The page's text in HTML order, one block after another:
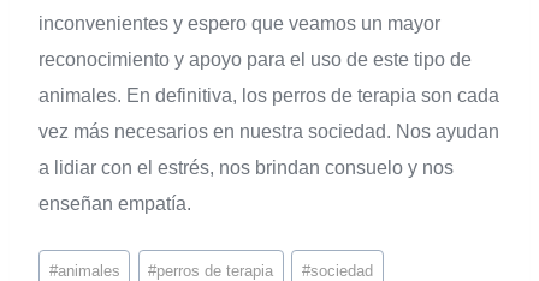
inconvenientes y espero que veamos un mayor
reconocimiento y apoyo para el uso de este tipo de
animales. En definitiva, los perros de terapia son cada
vez más necesarios en nuestra sociedad. Nos ayudan
a lidiar con el estrés, nos brindan consuelo y nos
enseñan empatía.
#animales #perros de terapia #sociedad